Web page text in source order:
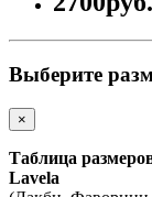
Выберите
×
Таблица
Lavela